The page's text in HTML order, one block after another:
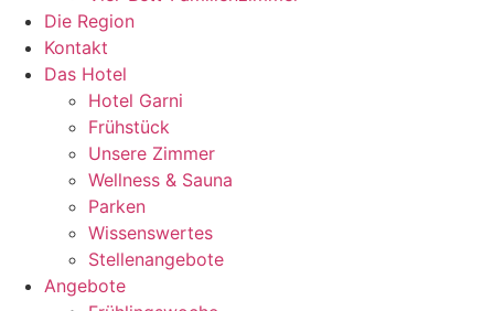
Die Region
Kontakt
Das Hotel
Hotel Garni
Frühstück
Unsere Zimmer
Wellness & Sauna
Parken
Wissenswertes
Stellenangebote
Angebote